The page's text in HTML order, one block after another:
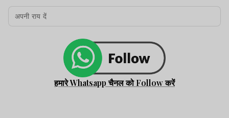
हमारे Whatsapp चैनल को Follow करें